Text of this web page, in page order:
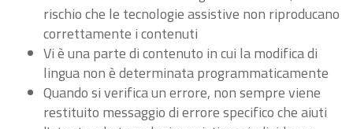
rischio che le tecnologie assistive non riproducano
correttamente i contenuti
Vi è una parte di contenuto in cui la modifica di
lingua non è determinata programmaticamente
Quando si verifica un errore, non sempre viene
restituito messaggio di errore specifico che aiuti